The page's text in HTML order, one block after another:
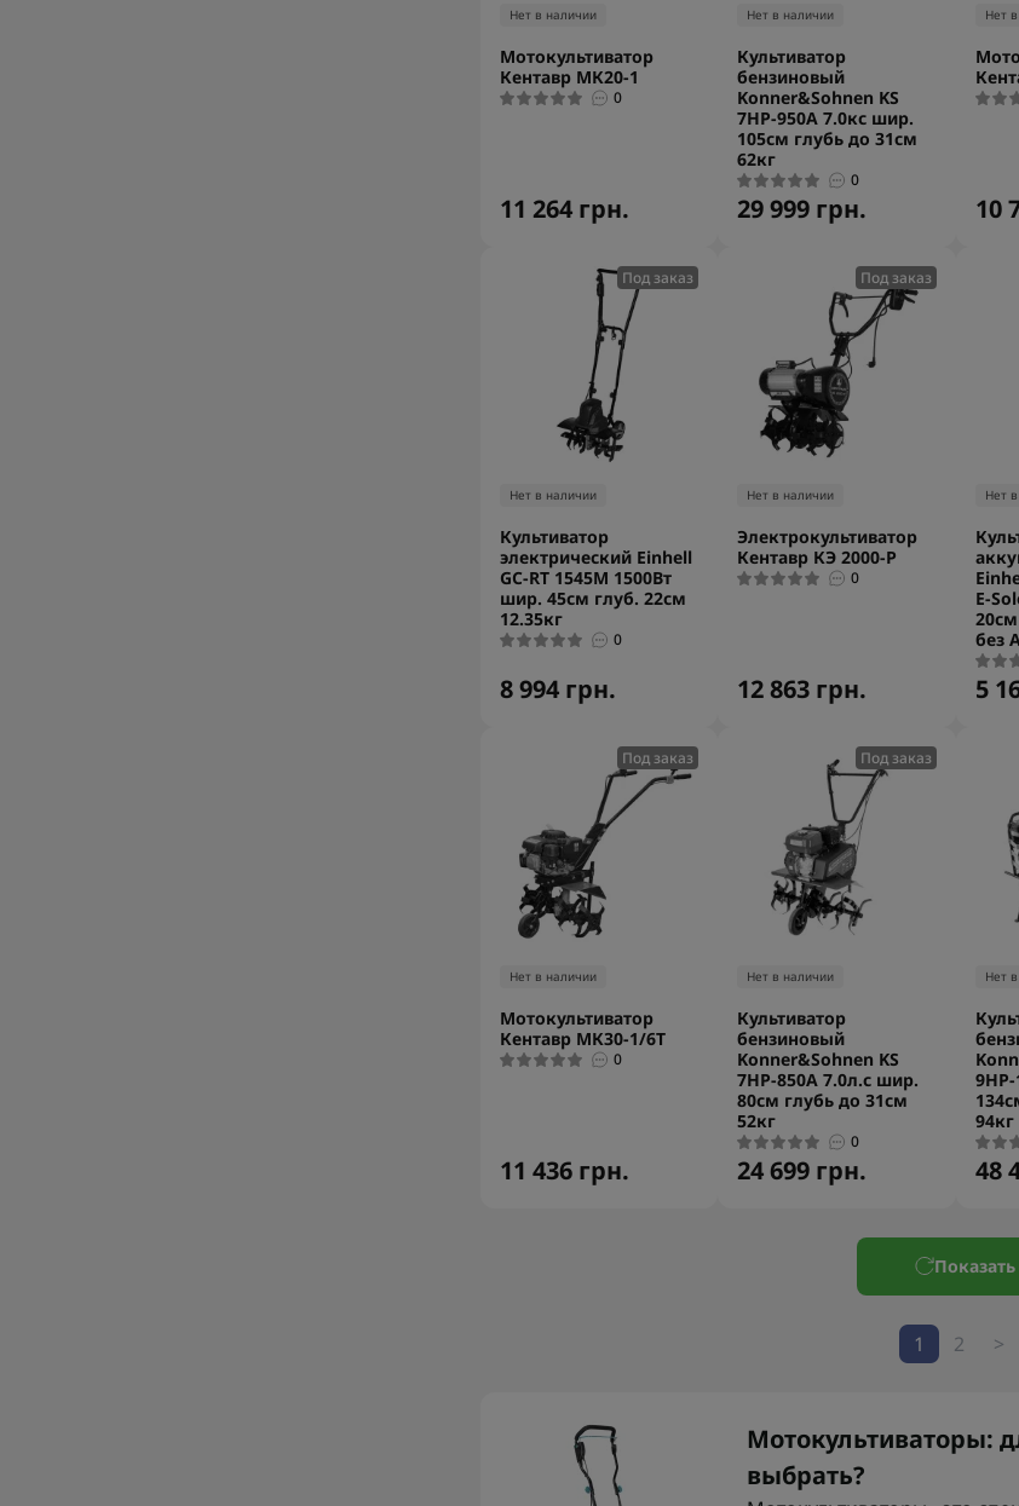
Нет в наличии
Мотокультиватор
Кентавр МК20-1
0
11 264 грн.
Нет в наличии
Культиватор
бензиновый
Konner&Sohnen KS
7HP-950A 7.0кс шир.
105см глубь до 31см
62кг
0
29 999 грн.
Нет
10
Под заказ
Нет в наличии
Культиватор
электрический Einhell
GC-RT 1545М 1500Вт
шир. 45см глуб. 22см
12.35кг
0
8 994 грн.
Под заказ
Нет в наличии
Электрокультиватор
Кентавр КЭ 2000-Р
0
12 863 грн.
Нет
E-
без
5
Под заказ
Нет в наличии
Мотокультиватор
Кентавр МК30-1/6Т
0
11 436 грн.
Под заказ
Нет в наличии
Культиватор
бензиновый
Konner&Sohnen KS
7HP-850A 7.0л.с шир.
80см глубь до 31см
52кг
0
24 699 грн.
Нет
48
1 2 >
Мотокультиваторы:
выбрать?